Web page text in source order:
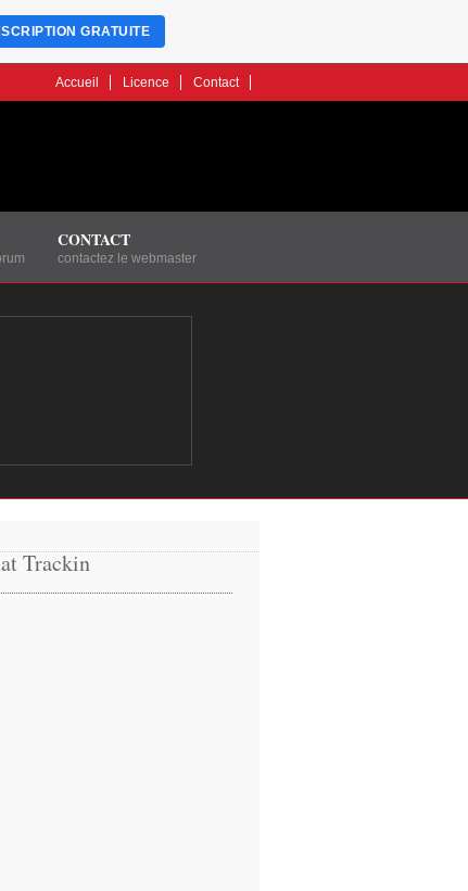
Accueil Licence Contact
CONTACT
contactez le webmaster
Trackin
GRATUITE